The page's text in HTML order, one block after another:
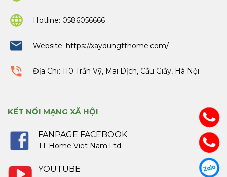
Hotline: 0586056666
Website: https://xaydungtthome.com/
Địa Chỉ: 110 Trần Vỹ, Mai Dịch, Cầu Giấy, Hà Nội
KẾT NỐI MẠNG XÃ HỘI
FANPAGE FACEBOOK
TT-Home Viet Nam.Ltd
YOUTUBE